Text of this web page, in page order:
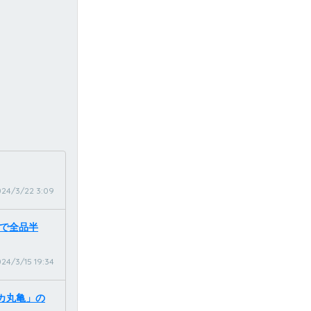
3/22 3:09
全品半
3/15 19:34
丸亀」の